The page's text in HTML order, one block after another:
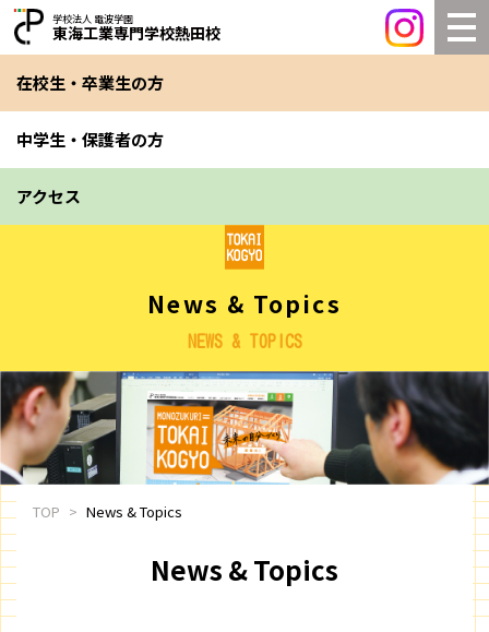
学校法人 電波学園
東海工業専門学校熱田校
在校生・卒業生の方
中学生・保護者の方
アクセス
News & Topics
NEWS & TOPICS
TOP News & Topics
News & Topics